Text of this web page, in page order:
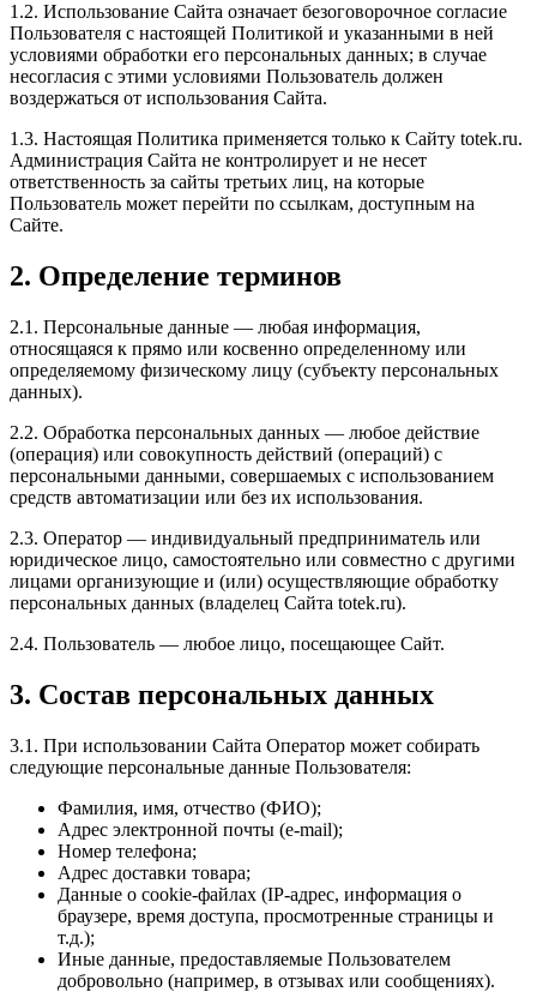
1.2. Использование Сайта означает безоговорочное согласие
Пользователя с настоящей Политикой и указанными в ней
условиями обработки его персональных данных; в случае
несогласия с этими условиями Пользователь должен
воздержаться от использования Сайта.
1.3. Настоящая Политика применяется только к Сайту totek.ru.
Администрация Сайта не контролирует и не несет
ответственность за сайты третьих лиц, на которые
Пользователь может перейти по ссылкам, доступным на
Сайте.
2. Определение терминов
2.1. Персональные данные — любая информация,
относящаяся к прямо или косвенно определенному или
определяемому физическому лицу (субъекту персональных
данных).
2.2. Обработка персональных данных — любое действие
(операция) или совокупность действий (операций) с
персональными данными, совершаемых с использованием
средств автоматизации или без их использования.
2.3. Оператор — индивидуальный предприниматель или
юридическое лицо, самостоятельно или совместно с другими
лицами организующие и (или) осуществляющие обработку
персональных данных (владелец Сайта totek.ru).
2.4. Пользователь — любое лицо, посещающее Сайт.
3. Состав персональных данных
3.1. При использовании Сайта Оператор может собирать
следующие персональные данные Пользователя:
Фамилия, имя, отчество (ФИО);
Адрес электронной почты (e-mail);
Номер телефона;
Адрес доставки товара;
Данные о cookie-файлах (IP-адрес, информация о
браузере, время доступа, просмотренные страницы и
т.д.);
Иные данные, предоставляемые Пользователем
добровольно (например, в отзывах или сообщениях).